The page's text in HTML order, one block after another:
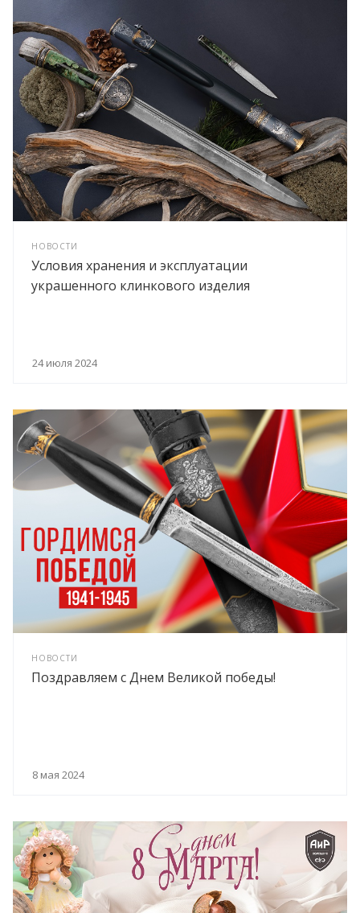
НОВОСТИ
Условия хранения и эксплуатации
украшенного клинкового изделия
24 июля 2024
НОВОСТИ
Поздравляем с Днем Великой победы!
8 мая 2024